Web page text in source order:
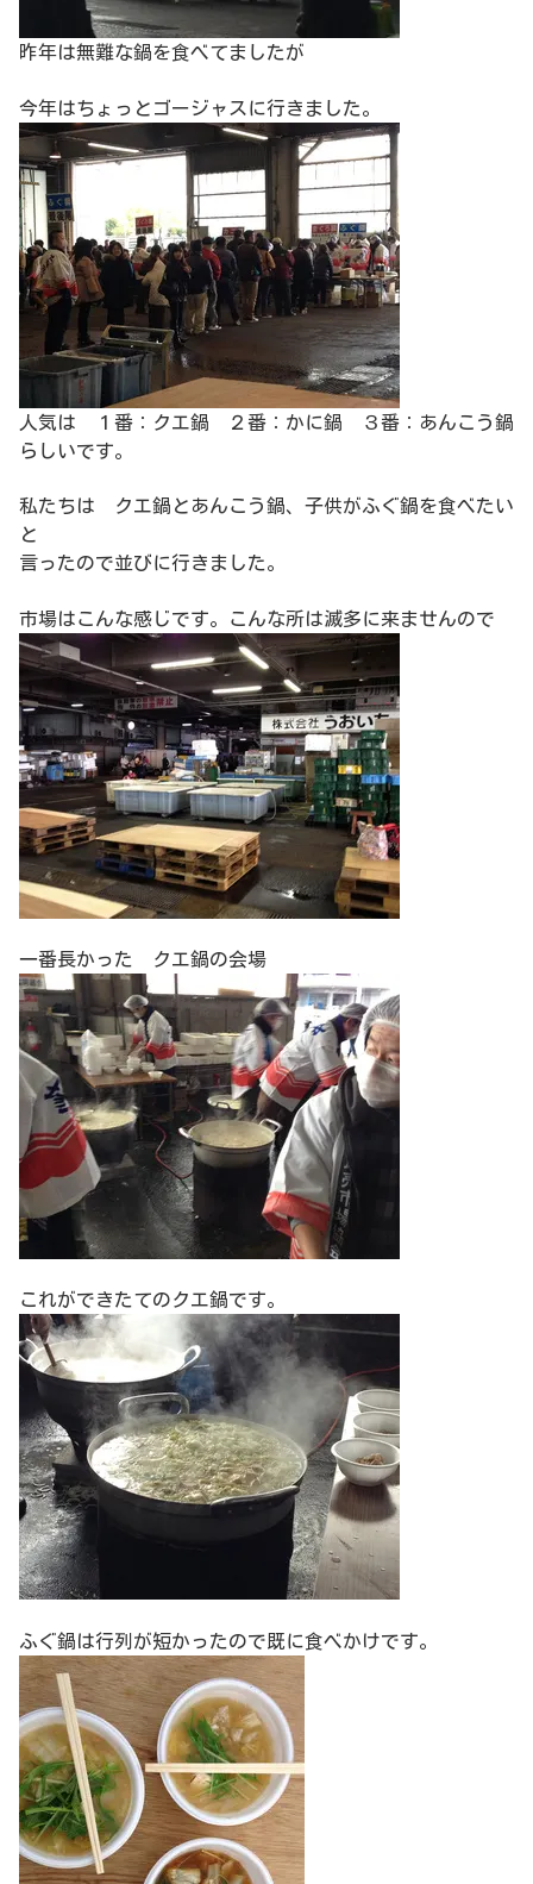
昨年は無難な鍋を食べてましたが
今年はちょっとゴージャスに行きました。
人気は １番：クエ鍋 ２番：かに鍋 ３番：あんこう鍋
らしいです。
私たちは クエ鍋とあんこう鍋、子供がふぐ鍋を食べたい
と
言ったので並びに行きました。
市場はこんな感じです。こんな所は滅多に来ませんので
一番長かった クエ鍋の会場
これができたてのクエ鍋です。
ふぐ鍋は行列が短かったので既に食べかけです。